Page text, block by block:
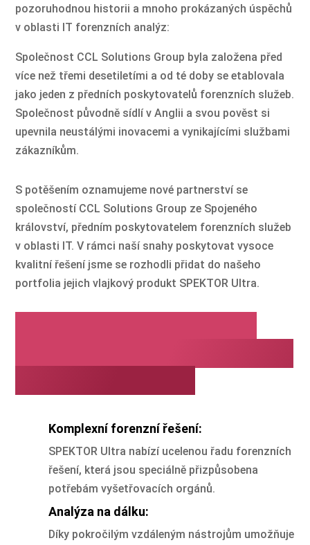
pozoruhodnou historii a mnoho prokázaných úspěchů
v oblasti IT forenzních analýz:
Společnost CCL Solutions Group byla založena před
více než třemi desetiletími a od té doby se etablovala
jako jeden z předních poskytovatelů forenzních služeb.
Společnost původně sídlí v Anglii a svou pověst si
upevnila neustálými inovacemi a vynikajícími službami
zákazníkům.
S potěšením oznamujeme nové partnerství se
společností CCL Solutions Group ze Spojeného
království, předním poskytovatelem forenzních služeb
v oblasti IT. V rámci naší snahy poskytovat vysoce
kvalitní řešení jsme se rozhodli přidat do našeho
portfolia jejich vlajkový produkt SPEKTOR Ultra.
Komplexní forenzní řešení:
SPEKTOR Ultra nabízí ucelenou řadu forenzních
řešení, která jsou speciálně přizpůsobena
potřebám vyšetřovacích orgánů.
Analýza na dálku:
Díky pokročilým vzdáleným nástrojům umožňuje